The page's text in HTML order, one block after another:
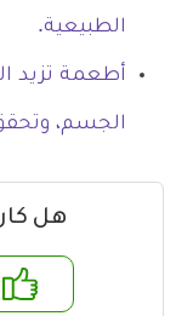
الطبيعية.
أطعمة تزيد
الجسم،
هل